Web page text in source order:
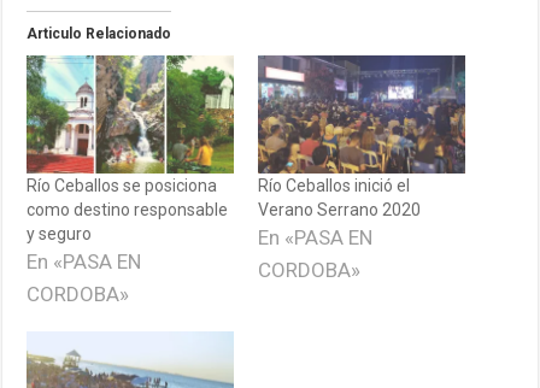
Articulo Relacionado
Río Ceballos se posiciona
como destino responsable
y seguro
En «PASA EN
CORDOBA»
Río Ceballos inició el
Verano Serrano 2020
En «PASA EN
CORDOBA»